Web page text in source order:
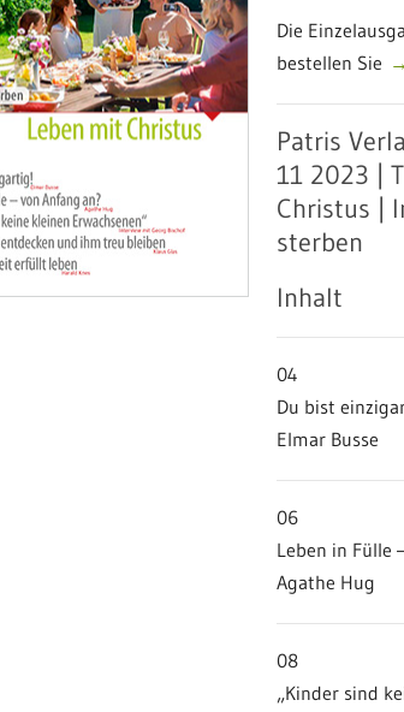
Die
bestellen Sie
Patris
11 2023 |
Christus |
sterben
Inhalt
04
Du bist
Elmar Busse
06
Leben in Fülle
Agathe Hug
08
„Kinder sind